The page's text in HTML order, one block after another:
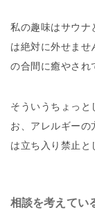
私の趣味はサウナ
は絶対に外せま
の合間に癒やされ
そういうちょっと
お、アレルギーの
は立ち入り禁止と
相談を考えてい